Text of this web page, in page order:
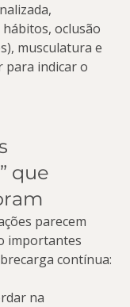
oclusão
musculatura e
para indicar o
que
parecem
importantes
contínua:
na